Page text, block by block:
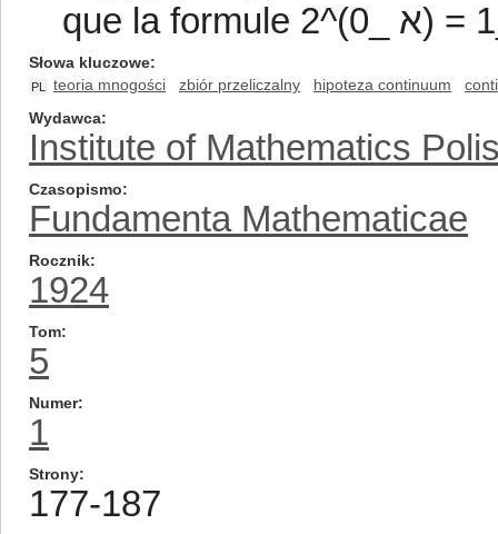
Słowa kluczowe
PL teoria mnogości zbiór przeliczalny hipoteza continuum
Wydawca
Institute of Mathematics
Czasopismo
Fundamenta Mathematicae
Rocznik
1924
Tom
5
Numer
1
Strony
177-187